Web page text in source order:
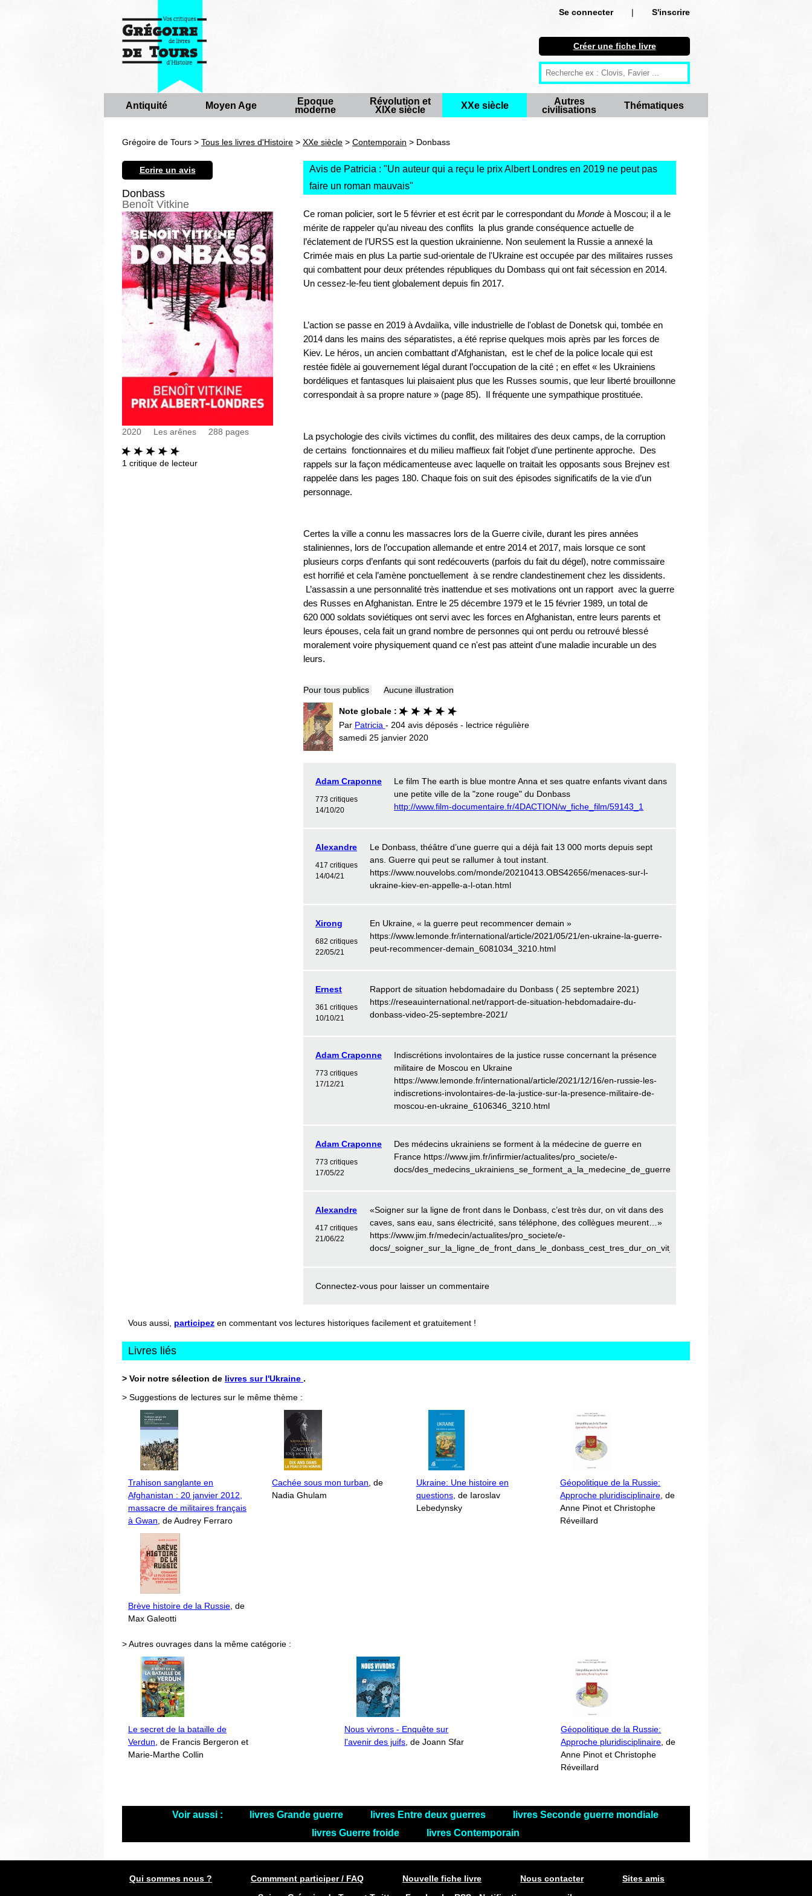
Se connecter |
S'inscrire
S'inscrire
Créer une fiche livre
Antiquité
Epoque moderne
XXe siècle
Autres civilisations
Thématiques
Créer une fiche livre
Antiquité Moyen Age
Epoque
moderne
Révolution et
XIXe siècle
XXe siècle
Autres
civilisations
Thématiques
Grégoire de Tours > Tous les livres d'Histoire > XXe siècle > Contemporain > Donbass
Ecrire un avis
Donbass
Benoît Vitkine
2020 Les arênes 288 pages
1 critique de lecteur
Avis de Patricia : "Un auteur qui a reçu le prix Albert Londres en 2019 ne peut pas
faire un roman mauvais"
Ce roman policier, sort le 5 février et est écrit par le correspondant du Monde à Moscou; il a le
mérite de rappeler qu’au niveau des conflits la plus grande conséquence actuelle de
l’éclatement de l’URSS est la question ukrainienne. Non seulement la Russie a annexé la
Crimée mais en plus La partie sud-orientale de l'Ukraine est occupée par des militaires russes
qui combattent pour deux prétendes républiques du Dombass qui ont fait sécession en 2014.
Un cessez-le-feu tient globalement depuis fin 2017.
L’action se passe en 2019 à Avdaiïka, ville industrielle de l'oblast de Donetsk qui, tombée en
2014 dans les mains des séparatistes, a été reprise quelques mois après par les forces de
Kiev. Le héros, un ancien combattant d’Afghanistan, est le chef de la police locale qui est
restée fidèle ai gouvernement légal durant l’occupation de la cité ; en effet « les Ukrainiens
bordéliques et fantasques lui plaisaient plus que les Russes soumis, que leur liberté brouillonne
correspondait à sa propre nature » (page 85). Il fréquente une sympathique prostituée.
La psychologie des civils victimes du conflit, des militaires des deux camps, de la corruption
de certains fonctionnaires et du milieu maffieux fait l’objet d’une pertinente approche. Des
rappels sur la façon médicamenteuse avec laquelle on traitait les opposants sous Brejnev est
rappelée dans les pages 180. Chaque fois on suit des épisodes significatifs de la vie d’un
personnage.
Certes la ville a connu les massacres lors de la Guerre civile, durant les pires années
staliniennes, lors de l’occupation allemande et entre 2014 et 2017, mais lorsque ce sont
plusieurs corps d’enfants qui sont redécouverts (parfois du fait du dégel), notre commissaire
est horrifié et cela l’amène ponctuellement à se rendre clandestinement chez les dissidents.
L’assassin a une personnalité très inattendue et ses motivations ont un rapport avec la guerre
des Russes en Afghanistan. Entre le 25 décembre 1979 et le 15 février 1989, un total de
620 000 soldats soviétiques ont servi avec les forces en Afghanistan, entre leurs parents et
leurs épouses, cela fait un grand nombre de personnes qui ont perdu ou retrouvé blessé
moralement voire physiquement quand ce n'est pas atteint d'une maladie incurable un des
leurs.
Pour tous publics Aucune illustration
Note globale :
Par Patricia - 204 avis déposés - lectrice régulière
samedi 25 janvier 2020
Adam Craponne
773 critiques
14/10/20
Le film The earth is blue montre Anna et ses quatre enfants vivant dans
une petite ville de la "zone rouge" du Donbass
http://www.film-documentaire.fr/4DACTION/w_fiche_film/59143_1
Alexandre
417 critiques
14/04/21
Le Donbass, théâtre d’une guerre qui a déjà fait 13 000 morts depuis sept
ans. Guerre qui peut se rallumer à tout instant.
https://www.nouvelobs.com/monde/20210413.OBS42656/menaces-sur-l-
ukraine-kiev-en-appelle-a-l-otan.html
Xirong
682 critiques
22/05/21
En Ukraine, « la guerre peut recommencer demain »
https://www.lemonde.fr/international/article/2021/05/21/en-ukraine-la-guerre-
peut-recommencer-demain_6081034_3210.html
Ernest
361 critiques
10/10/21
Rapport de situation hebdomadaire du Donbass ( 25 septembre 2021)
https://reseauinternational.net/rapport-de-situation-hebdomadaire-du-
donbass-video-25-septembre-2021/
Adam Craponne
773 critiques
17/12/21
Indiscrétions involontaires de la justice russe concernant la présence
militaire de Moscou en Ukraine
https://www.lemonde.fr/international/article/2021/12/16/en-russie-les-
indiscretions-involontaires-de-la-justice-sur-la-presence-militaire-de-
moscou-en-ukraine_6106346_3210.html
Adam Craponne
773 critiques
17/05/22
Des médecins ukrainiens se forment à la médecine de guerre en
France https://www.jim.fr/infirmier/actualites/pro_societe/e-
docs/des_medecins_ukrainiens_se_forment_a_la_medecine_de_guerre_dans_un_pays_en_paix__192540/
Alexandre
417 critiques
21/06/22
«Soigner sur la ligne de front dans le Donbass, c’est très dur, on vit dans des
caves, sans eau, sans électricité, sans téléphone, des collègues meurent…»
https://www.jim.fr/medecin/actualites/pro_societe/e-
docs/
Connectez-vous pour laisser un commentaire
Vous aussi, participez en commentant vos lectures historiques facilement et gratuitement !
Livres liés
> Voir notre sélection de livres sur l'Ukraine .
> Suggestions de lectures sur le même thème :
Trahison sanglante en
Afghanistan : 20 janvier 2012,
massacre de militaires français
à Gwan, de Audrey Ferraro
Cachée sous mon turban, de
Nadia Ghulam
Ukraine: Une histoire en
questions, de Iaroslav
Lebedynsky
Géopolitique de la Russie:
Approche pluridisciplinaire, de
Anne Pinot et Christophe
Réveillard
Brève histoire de la Russie, de
Max Galeotti
> Autres ouvrages dans la même catégorie :
Le secret de la bataille de
Verdun, de Francis Bergeron et
Marie-Marthe Collin
Nous vivrons - Enquête sur
l'avenir des juifs, de Joann Sfar
Géopolitique de la Russie:
Approche pluridisciplinaire, de
Anne Pinot et Christophe
Réveillard
Voir aussi : livres Grande guerre livres Entre deux guerres
livres Seconde guerre mondiale
livres Guerre froide
livres Contemporain
Qui sommes nous ? Commment participer / FAQ Nouvelle fiche livre Nous contacter
Sites amis